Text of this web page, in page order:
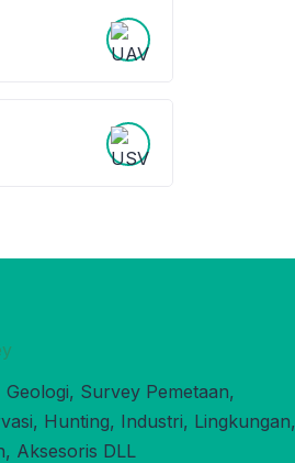
Survey Pemetaan,
Hunting, Industri, Lingkungan,
Aksesoris DLL